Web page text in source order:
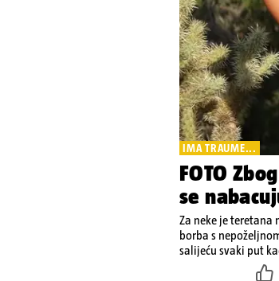
IMA TRAUME...
FOTO
se
Za neke je teretana
borba s
salijeću svaki put